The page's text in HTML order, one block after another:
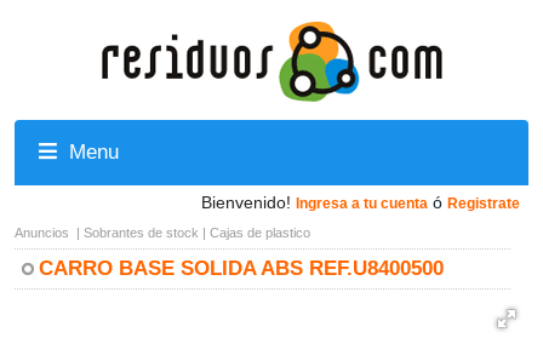
Menu
Bienvenido! Ingresa a tu cuenta ó Registrate
Anuncios | Sobrantes de stock | Cajas de plastico
CARRO BASE SOLIDA ABS REF.U8400500